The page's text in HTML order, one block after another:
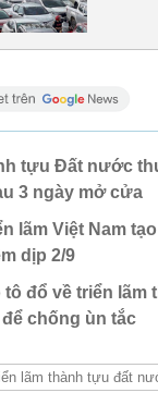
tựu Đất nước
3 ngày mở cửa
lãm Việt Nam
dịp 2/9
tô đổ về triển
chống ùn tắc
lãm thành tựu đất